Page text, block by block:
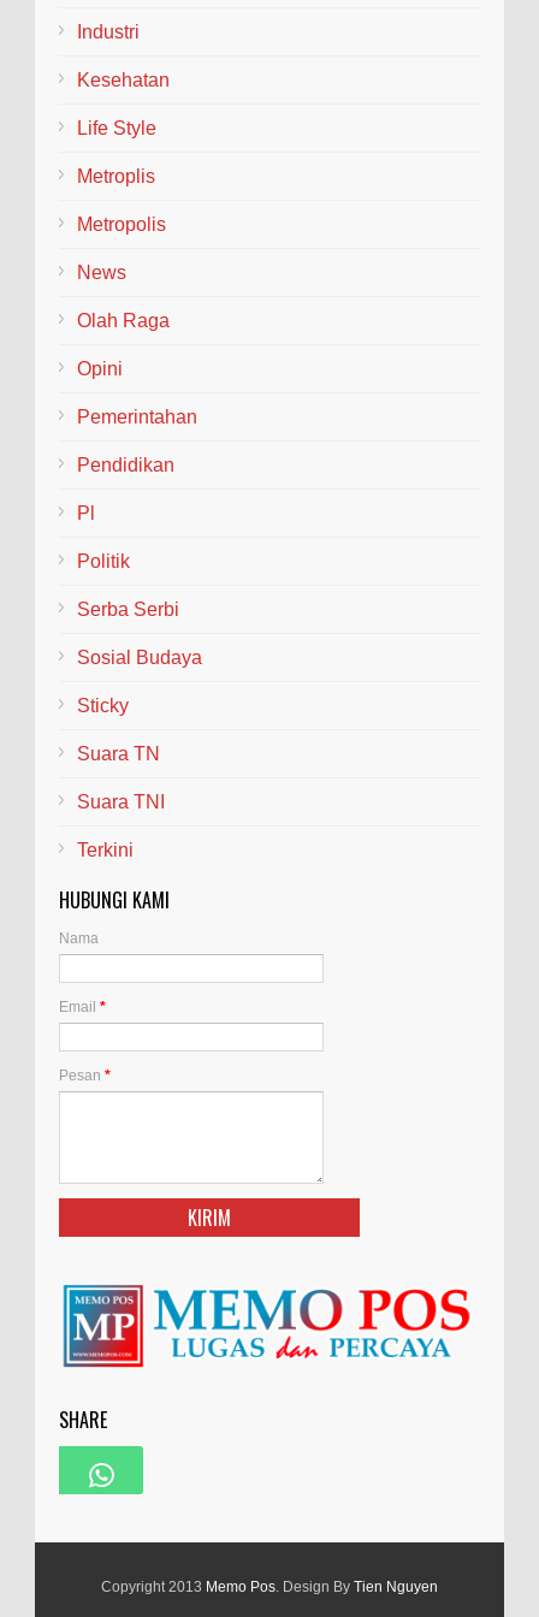
Industri
Kesehatan
Life Style
Metroplis
Metropolis
News
Olah Raga
Opini
Pemerintahan
Pendidikan
Pl
Politik
Serba Serbi
Sosial Budaya
Sticky
Suara TN
Suara TNI
Terkini
HUBUNGI KAMI
Nama
Email *
Pesan *
SHARE
Copyright 2013 Memo Pos. Design By Tien Nguyen